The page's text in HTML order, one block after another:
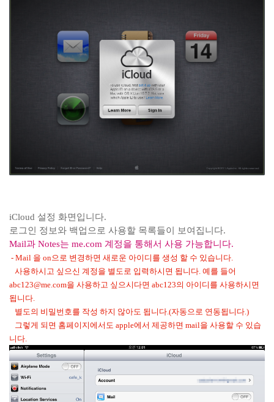
iCloud 설정 화면입니다.
로그인 정보와 백업으로 사용할 목록들이 보여집니다.
Mail과 Notes는 me.com 계정을 통해서 사용 가능합니다.
- Mail 을 on으로 변경하면 새로운 아이디를 생성 할 수 있습니다.
사용하시고 싶으신 계정을 별도로 입력하시면 됩니다. 예를 들어
abc123@me.com을 사용하고 싶으시다면 abc123의 아이디를 사용하시면
됩니다.
별도의 비밀번호를 작성 하지 않아도 됩니다.(자동으로 연동됩니다.)
그렇게 되면 홈페이지에서도 apple에서 제공하면 mail을 사용할 수 있습
니다.